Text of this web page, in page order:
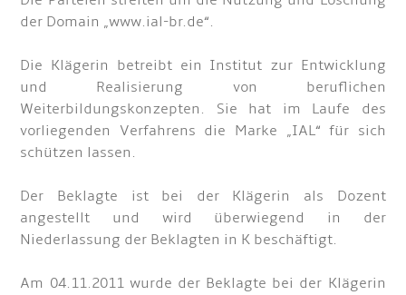
der Domain „www.ial-br.de“.
Die Klägerin betreibt ein Institut zur Entwicklung
und Realisierung von beruflichen
Weiterbildungskonzepten. Sie hat im Laufe des
vorliegenden Verfahrens die Marke „IAL“ für sich
schützen lassen.
Der Beklagte ist bei der Klägerin als Dozent
angestellt und wird überwiegend in der
Niederlassung der Beklagten in K beschäftigt.
Am 04.11.2011 wurde der Beklagte bei der Klägerin